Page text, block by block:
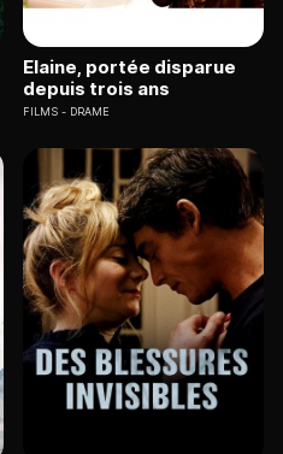
Elaine, portée disparue
depuis trois ans
FILMS DRAME